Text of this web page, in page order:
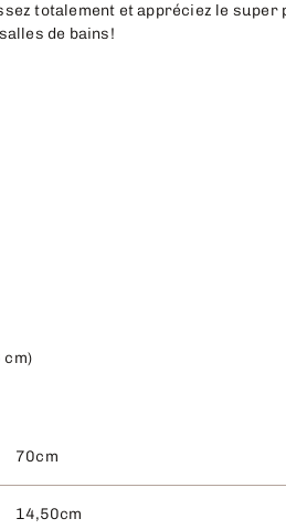
totalement et appréciez le
de bains!
cm)
70cm
14,50cm